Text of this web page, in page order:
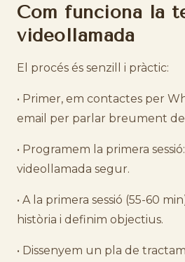
Com funciona la
videollamada
El procés és senzill i pràctic:
• Primer, em contactes per
email per parlar breument de
• Programem la primera
videollamada segur.
• A la primera sessió (55-60
història i definim objectius.
• Dissenyem un pla de